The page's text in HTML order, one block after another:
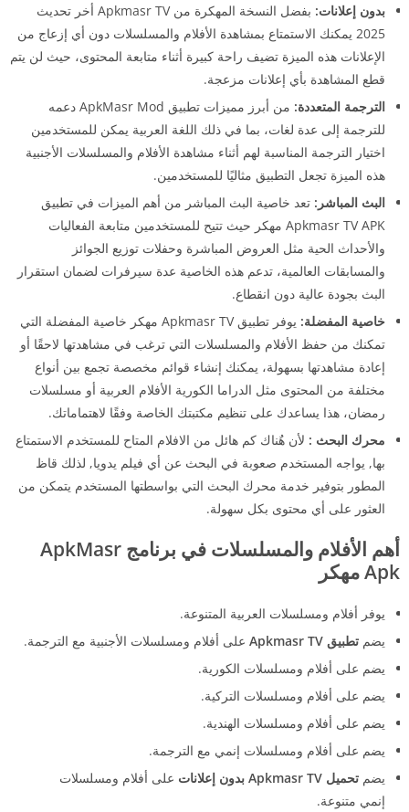
بدون إعلانات:
بفضل النسخة المهكرة من Apkmasr TV أخر تحديث
2025 يمكنك الاستمتاع بمشاهدة الأفلام والمسلسلات دون أي إزعاج من
الإعلانات هذه الميزة تضيف راحة كبيرة أثناء متابعة المحتوى، حيث لن يتم
قطع المشاهدة بأي إعلانات مزعجة.
الترجمة المتعددة:
من أبرز مميزات تطبيق ApkMasr Mod دعمه
للترجمة إلى عدة لغات، بما في ذلك اللغة العربية يمكن للمستخدمين
اختيار الترجمة المناسبة لهم أثناء مشاهدة الأفلام والمسلسلات الأجنبية
هذه الميزة تجعل التطبيق مثاليًا للمستخدمين.
البث المباشر: تعد خاصية البث المباشر من أهم الميزات في تطبيق
Apkmasr TV APK مهكر حيث تتيح للمستخدمين متابعة الفعاليات
والأحداث الحية مثل العروض المباشرة وحفلات توزيع الجوائز
والمسابقات العالمية، تدعم هذه الخاصية عدة سيرفرات لضمان استقرار
البث بجودة عالية دون انقطاع.
خاصية المفضلة:
يوفر تطبيق Apkmasr TV مهكر خاصية المفضلة التي
تمكنك من حفظ الأفلام والمسلسلات التي ترغب في مشاهدتها لاحقًا أو
إعادة مشاهدتها بسهولة، يمكنك إنشاء قوائم مخصصة تجمع بين أنواع
مختلفة من المحتوى مثل الدراما الكورية الأفلام العربية أو مسلسلات
رمضان، هذا يساعدك على تنظيم مكتبتك الخاصة وفقًا لاهتماماتك.
محرك البحث : لأن هٌناك كم هائل من الافلام المتاح للمستخدم الاستمتاع
بها, يواجه المستخدم صعوبة في البحث عن أي فيلم يدويا, لذلك قاظ
المطور بتوفير خدمة محرك البحث التي بواسطتها المستخدم يتمكن من
العثور على أي محتوى بكل سهولة.
أهم الأفلام والمسلسلات في برنامج ApkMasr
Apk مهكر
يوفر أفلام ومسلسلات العربية المتنوعة.
يضم تطبيق Apkmasr TV
على أفلام ومسلسلات الأجنبية مع الترجمة.
يضم على أفلام ومسلسلات الكورية.
يضم على أفلام ومسلسلات التركية.
يضم على أفلام ومسلسلات الهندية.
يضم على أفلام ومسلسلات إنمي مع الترجمة.
يضم تحميل Apkmasr TV بدون إعلانات
على أفلام ومسلسلات
إنمي متنوعة.